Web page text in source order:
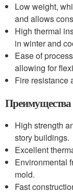
Low weight,
and allows
High thermal
in winter and
Ease of
allowing for
Fire resistance
Преимущества
High strength
story buildings.
Excellent
Environmental
mold.
Fast